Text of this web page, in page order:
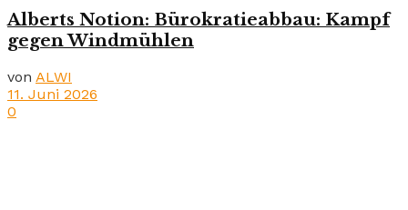
Alberts Notion: Bürokratieabbau: Kampf
gegen Windmühlen
von ALWI
11. Juni 2026
0